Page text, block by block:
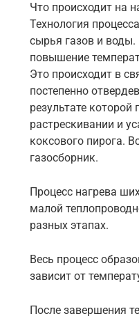
Что происходит на
Технология
сырья газов и
повышение
Это происходит в
постепенно
результате которой
растрескивании и
коксового пирога.
газосборник.
Процесс нагрева
малой
разных этапах.
Весь процесс
зависит от
После завершения